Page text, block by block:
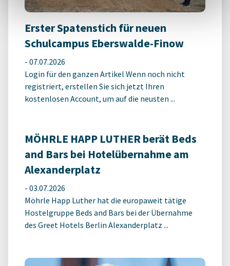
Erster Spatenstich für neuen
Schulcampus Eberswalde-Finow
- 07.07.2026
Login für den ganzen Artikel Wenn noch nicht
registriert, erstellen Sie sich jetzt Ihren
kostenlosen Account, um auf die neusten ...
MÖHRLE HAPP LUTHER berät Beds
and Bars bei Hotelübernahme am
Alexanderplatz
- 03.07.2026
Möhrle Happ Luther hat die europaweit tätige
Hostelgruppe Beds and Bars bei der Übernahme
des Greet Hotels Berlin Alexanderplatz ...